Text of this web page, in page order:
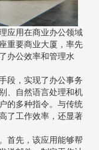
应用在商业办公领域
重要商业大厦，率先
办公效率和管理水
段，实现了办公事务
、自然语言处理和机
的多种指令。与传统
了工作效率，还显著
首先，该应用能够帮